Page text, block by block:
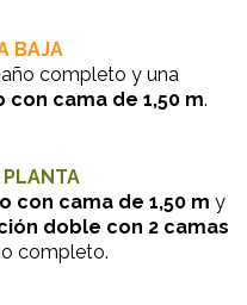
BAJA
completo y una
cama de 1,50 m.
PLANTA
con cama de 1,50 m y
doble con 2 camas
completo.